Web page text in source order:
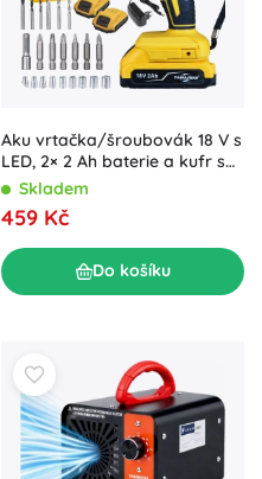
Aku vrtačka/šroubovák 18 V s
LED, 2× 2 Ah baterie a kufr s
příslušenstvím
Skladem
459 Kč
Do košíku